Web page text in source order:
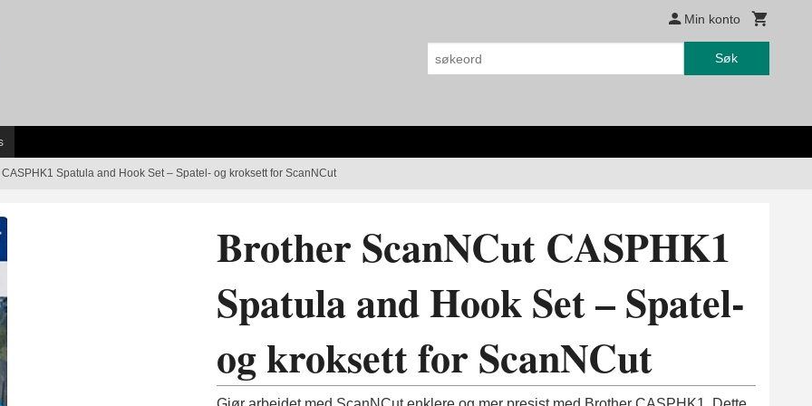
Min konto
Søk
Spatula and Hook Set – Spatel- og kroksett for ScanNCut
Brother ScanNCut CASPHK1
Spatula and Hook Set – Spatel-
og kroksett for ScanNCut